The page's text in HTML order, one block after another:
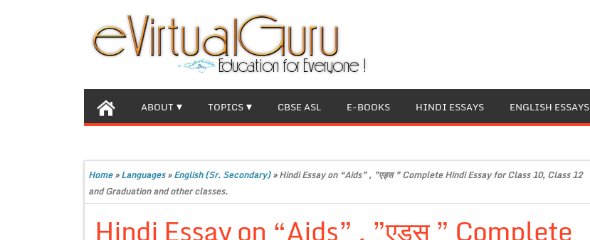
ABOUT TOPICS CBSE ASL E-BOOKS HINDI ESSAYS ENGLISH ESSAYS
Home»Languages»English (Sr. Secondary)»Hindi Essay on “Aids” , ”एड्स ” Complete Hindi Essay for Class 10, Class 12
and Graduation and other classes.
Hindi Essay on “Aids” , ”एड्स ” Complete